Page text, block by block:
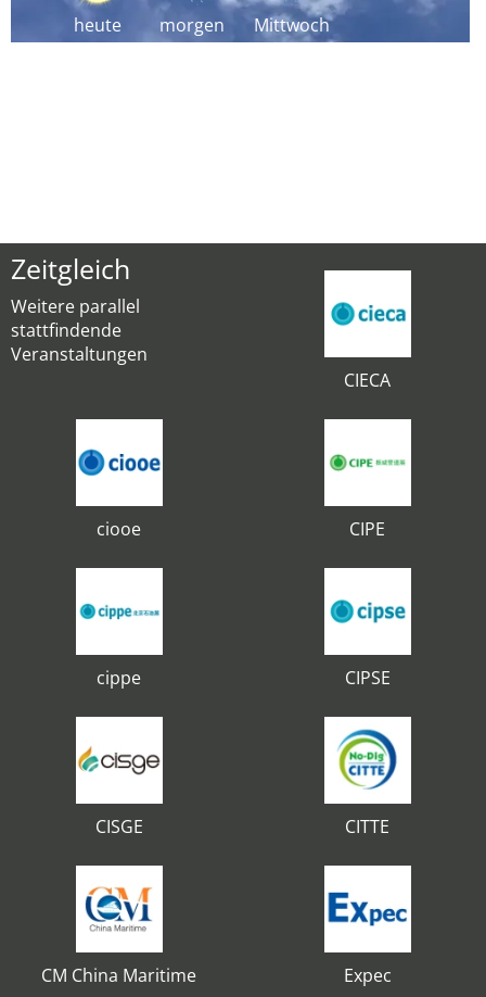
heute morgen Mittwoch
Zeitgleich
Weitere parallel
stattfindende
Veranstaltungen
CIECA
ciooe CIPE
cippe CIPSE
CISGE CITTE
CM China Maritime Expec